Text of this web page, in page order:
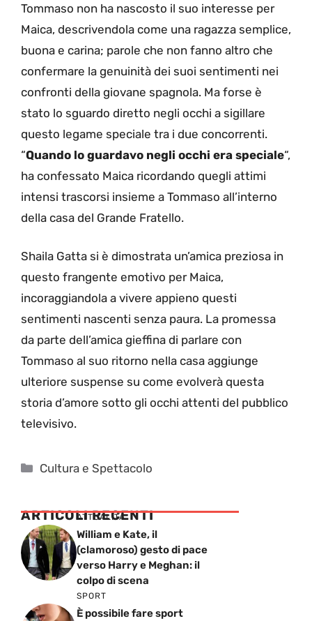
Tommaso non ha nascosto il suo interesse per
Maica, descrivendola come una ragazza semplice,
buona e carina; parole che non fanno altro che
confermare la genuinità dei suoi sentimenti nei
confronti della giovane spagnola. Ma forse è
stato lo sguardo diretto negli occhi a sigillare
questo legame speciale tra i due concorrenti.
“Quando lo guardavo negli occhi era speciale“,
ha confessato Maica ricordando quegli attimi
intensi trascorsi insieme a Tommaso all’interno
della casa del Grande Fratello.
Shaila Gatta si è dimostrata un’amica preziosa in
questo frangente emotivo per Maica,
incoraggiandola a vivere appieno questi
sentimenti nascenti senza paura. La promessa
da parte dell’amica gieffina di parlare con
Tommaso al suo ritorno nella casa aggiunge
ulteriore suspense su come evolverà questa
storia d’amore sotto gli occhi attenti del pubblico
televisivo.
Categorie
Cultura e Spettacolo
ARTICOLI RECENTI
ATTUALITÁ
William e Kate, il
(clamoroso) gesto di pace
verso Harry e Meghan: il
colpo di scena
SPORT
È possibile fare sport